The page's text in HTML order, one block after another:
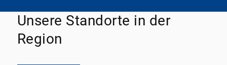
Unsere Standorte in der
Region